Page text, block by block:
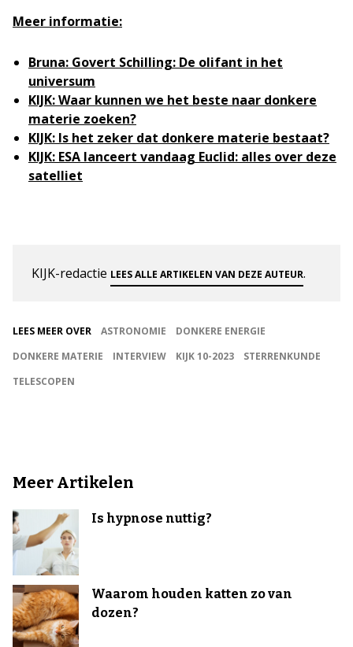
Meer informatie:
Bruna: Govert Schilling: De olifant in het
universum
KIJK: Waar kunnen we het beste naar donkere
materie zoeken?
KIJK: Is het zeker dat donkere materie bestaat?
KIJK: ESA lanceert vandaag Euclid: alles over deze
satelliet
KIJK-redactie LEES ALLE ARTIKELEN VAN DEZE AUTEUR.
LEES MEER OVER ASTRONOMIE
DONKERE ENERGIE
DONKERE MATERIE
INTERVIEW KIJK 10-2023
STERRENKUNDE
TELESCOPEN
Meer Artikelen
Is hypnose nuttig?
Waarom houden katten zo van
dozen?